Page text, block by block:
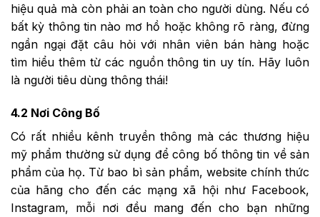
hiệu quả mà còn phải an toàn cho người dùng. Nếu có
bất kỳ thông tin nào mơ hồ hoặc không rõ ràng, đừng
ngần ngại đặt câu hỏi với nhân viên bán hàng hoặc
tìm hiểu thêm từ các nguồn thông tin uy tín. Hãy luôn
là người tiêu dùng thông thái!
4.2 Nơi Công Bố
Có rất nhiều kênh truyền thông mà các thương hiệu
mỹ phẩm thường sử dụng để công bố thông tin về sản
phẩm của họ. Từ bao bì sản phẩm, website chính thức
của hãng cho đến các mạng xã hội như Facebook,
Instagram, mỗi nơi đều mang đến cho bạn những